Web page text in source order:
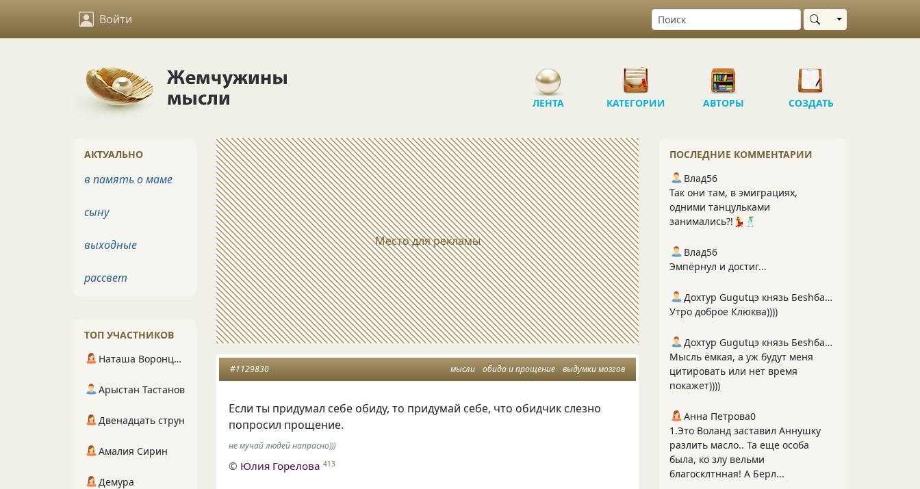
Войти Выбрать область
ЛЕНТА КАТЕГОРИИ АВТОРЫ СОЗДАТЬ
Место для рекламы
мысли обида и прощение выдумки мозгов
#1129830
Если ты придумал себе обиду, то придумай себе, что обидчик слезно
попросил прощение.
не мучай людей напрасно)))
© Юлия Горелова 413
ПОСЛЕДНИЕ КОММЕНТАРИИ
Влад56
Так они там, в эмиграциях,
одними танцульками
занимались?!💃🕺
Влад56
Эмпёрнул и достиг...
Дохтур Gugutцэ князь Беshбармакоff
Утро доброе Клюква))))
Дохтур Gugutцэ князь Беshбармакоff
Мысль ёмкая, а уж будут меня
цитировать или нет время
покажет))))
Анна Петрова0
1.Это Воланд заставил Аннушку
разлить масло.. Та еще особа
была, ко злу вельми
благосклтнная! А Берл...
АКТУАЛЬНО
в память о маме
сыну
выходные
рассвет
ТОП УЧАСТНИКОВ
Наташа Воронцова
Арыстан Тастанов
Двенадцать струн
Амалия Сирин
Демура